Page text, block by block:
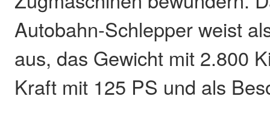
Autobahn-Schlepper weist
aus, das Gewicht mit 2.800
Kraft mit 125 PS und als